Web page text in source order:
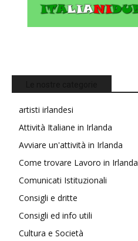
artisti irlandesi
Attività Italiane in Irlanda
Avviare un'attività in Irlanda
Come trovare Lavoro in Irlanda
Comunicati Istituzionali
Consigli e dritte
Consigli ed info utili
Cultura e Società